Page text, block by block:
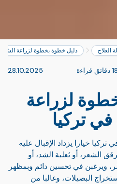
العلاج دليل خطوة بخطوة لزراعة الشعر
18 دقائق قراءة 28.10.2025
لزراعة
تركيا
خيارا يزداد الإقبال عليه
الشعر، أو ثعلبة الشد، أو
ويرغبن في تحسين دائم وبمظهر
البصيلات، وغالبا من